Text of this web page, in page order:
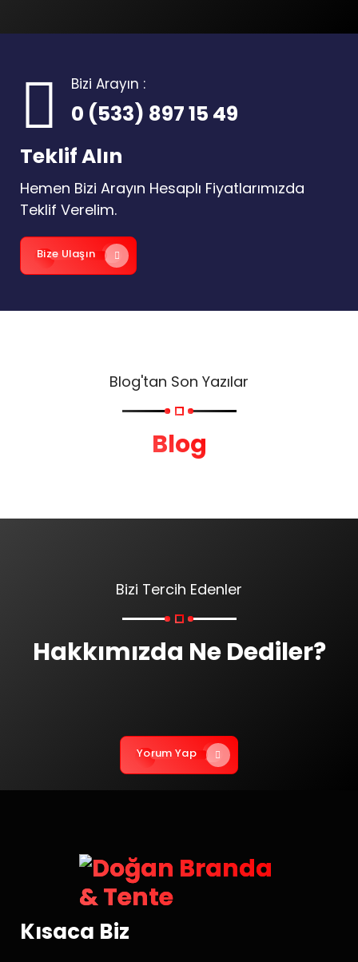
Bizi Arayın :
0 (533) 897 15 49
Teklif Alın
Hemen Bizi Arayın Hesaplı Fiyatlarımızda
Teklif Verelim.
Bize Ulaşın
Blog'tan Son Yazılar
Blog
Bizi Tercih Edenler
Hakkımızda Ne Dediler?
Yorum Yap
Kısaca Biz